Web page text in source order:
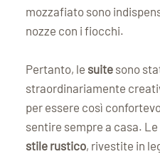
mozzafiato sono
nozze con i fiocchi.
Pertanto, le suite sono
straordinariamente
per essere così
sentire sempre a casa. Le
stile rustico, rivestite in